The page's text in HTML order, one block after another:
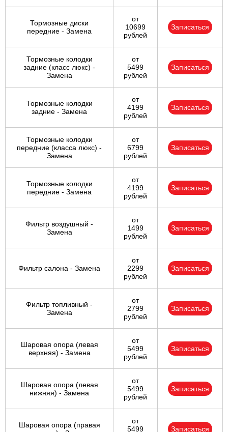
Тормозные диски
передние - Замена
от
10699
рублей
Записаться
Тормозные колодки
задние (класс люкс) -
Замена
от
5499
рублей
Записаться
Тормозные колодки
задние - Замена
от
4199
рублей
Записаться
Тормозные колодки
передние (класса люкс) -
Замена
от
6799
рублей
Записаться
Тормозные колодки
передние - Замена
от
4199
рублей
Записаться
Фильтр воздушный -
Замена
от
1499
рублей
Записаться
Фильтр салона - Замена
от
2299
рублей
Записаться
Фильтр топливный -
Замена
от
2799
рублей
Записаться
Шаровая опора (левая
верхняя) - Замена
от
5499
рублей
Записаться
Шаровая опора (левая
нижняя) - Замена
от
5499
рублей
Записаться
Шаровая опора (правая
от
5499
Записаться